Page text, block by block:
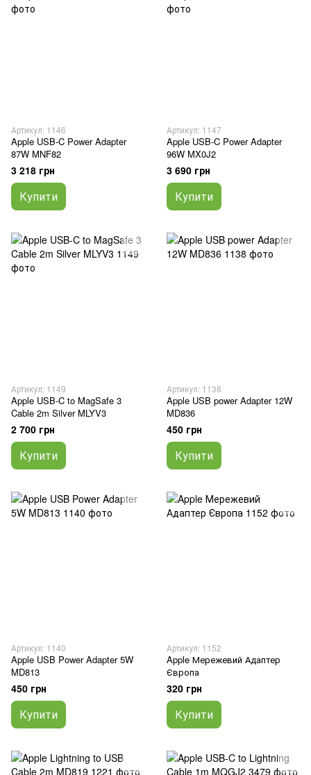
Артикул: 1146
Apple USB-C Power Adapter
87W MNF82
3 218 грн
Купити
Артикул: 1147
Apple USB-C Power Adapter
96W MX0J2
3 690 грн
Купити
Артикул: 1149
Apple USB-C to MagSafe 3
Cable 2m Silver MLYV3
2 700 грн
Купити
Артикул: 1138
Apple USB power Adapter 12W
MD836
450 грн
Купити
Артикул: 1140
Apple USB Power Adapter 5W
MD813
450 грн
Купити
Артикул: 1152
Apple Мережевий Адаптер
Європа
320 грн
Купити